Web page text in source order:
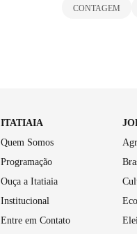
CONTAGEM
ITATIAIA
Quem Somos
Programação
Ouça a Itatiaia
Institucional
Entre em Contato